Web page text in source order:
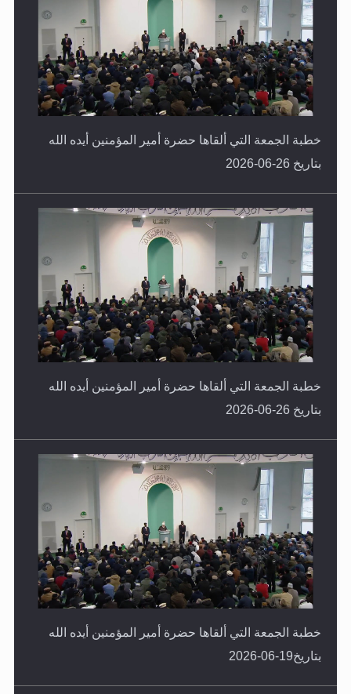
خطبة الجمعة التي ألقاها حضرة أمير المؤمنين أيده الله
بتاريخ 26-06-2026
خطبة الجمعة التي ألقاها حضرة أمير المؤمنين أيده الله
بتاريخ 26-06-2026
خطبة الجمعة التي ألقاها حضرة أمير المؤمنين أيده الله
بتاريخ19-06-2026